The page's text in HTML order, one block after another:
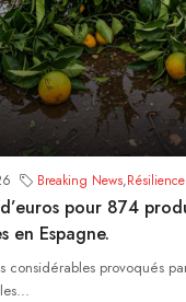
Breaking News,
pour 874
en Espagne.
considérables provoqués